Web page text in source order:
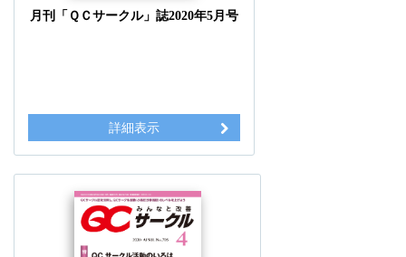
月刊「ＱＣサークル」誌2020年5月号
詳細表示